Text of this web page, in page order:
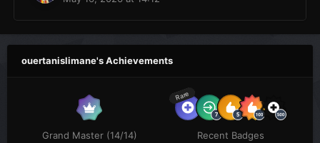
ouertanislimane's Achievements
Grand Master (14/14)
Rare
Recent Badges